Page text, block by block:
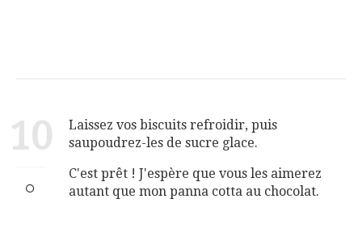
10
Laissez vos biscuits refroidir, puis
saupoudrez-les de sucre glace.
C'est prêt ! J'espère que vous les aimerez
autant que mon panna cotta au chocolat.